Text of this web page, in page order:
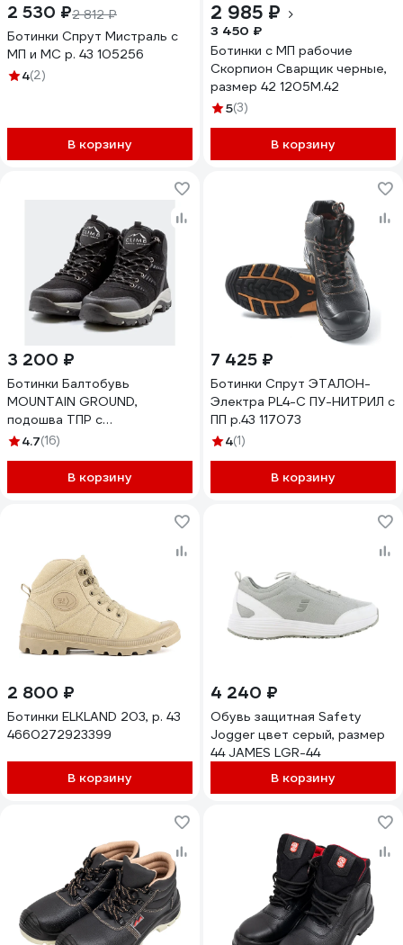
2 530 ₽2 812 ₽
Ботинки Спрут Мистраль с
МП и МС р. 43 105256
4(2)
В корзину
2 985 ₽
3 450 ₽
Ботинки с МП рабочие
Скорпион Сварщик черные,
размер 42 1205М.42
5(3)
В корзину
3 200 ₽
Ботинки Балтобувь
MOUNTAIN GROUND,
подошва ТПР с
протектором, 44 PRO-
4.7(16)
В корзину
7 425 ₽
Ботинки Спрут ЭТАЛОН-
Электра PL4-C ПУ-НИТРИЛ с
ПП р.43 117073
4(1)
В корзину
2 800 ₽
Ботинки ELKLAND 203, р. 43
4660272923399
В корзину
4 240 ₽
Обувь защитная Safety
Jogger цвет серый, размер
44 JAMES LGR-44
В корзину